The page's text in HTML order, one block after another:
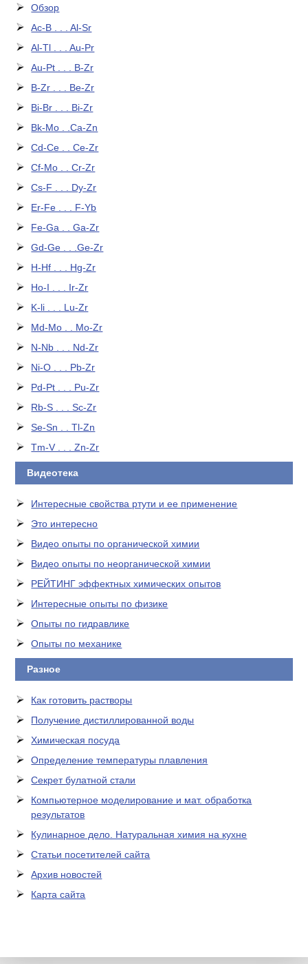
Обзор
Ac-B . . . Al-Sr
Al-Tl . . . Au-Pr
Au-Pt . . . B-Zr
B-Zr . . . Be-Zr
Bi-Br . . . Bi-Zr
Bk-Mo . .Ca-Zn
Cd-Ce . . Ce-Zr
Cf-Mo . . Cr-Zr
Cs-F . . . Dy-Zr
Er-Fe . . . F-Yb
Fe-Ga . . Ga-Zr
Gd-Ge . . .Ge-Zr
H-Hf . . . Hg-Zr
Ho-I . . . Ir-Zr
K-li . . . Lu-Zr
Md-Mo . . Mo-Zr
N-Nb . . . Nd-Zr
Ni-O . . . Pb-Zr
Pd-Pt . . . Pu-Zr
Rb-S . . . Sc-Zr
Se-Sn . . Tl-Zn
Tm-V . . . Zn-Zr
Видеотека
Интересные свойства ртути и ее применение
Это интересно
Видео опыты по органической химии
Видео опыты по неорганической химии
РЕЙТИНГ эффектных химических опытов
Интересные опыты по физике
Опыты по гидравлике
Опыты по механике
Разное
Как готовить растворы
Получение дистиллированной воды
Химическая посуда
Определение температуры плавления
Секрет булатной стали
Компьютерное моделирование и мат. обработка
результатов
Кулинарное дело. Натуральная химия на кухне
Статьи посетителей сайта
Архив новостей
Карта сайта